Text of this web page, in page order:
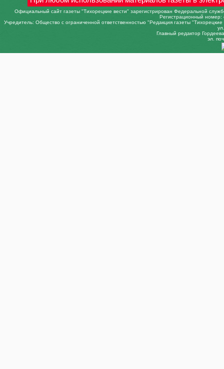
Официальный сайт газеты "Тихорецкие вести" зарегистрирован Федеральной
Регистрационный
Учредитель: Общество с ограниченной ответственностью "Редакция газеты
Главный редактор
эл.